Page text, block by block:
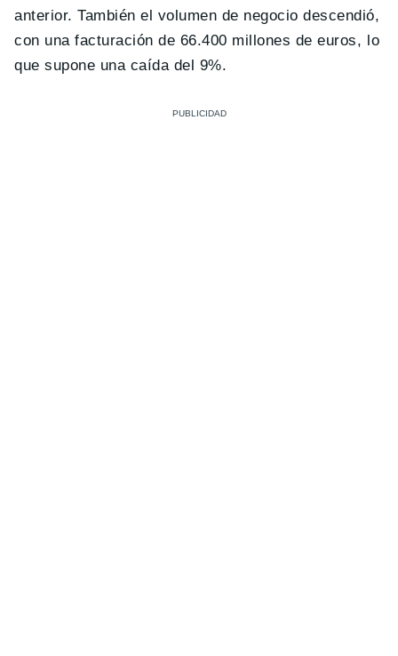
anterior. También el volumen de negocio descendió,
con una facturación de 66.400 millones de euros, lo
que supone una caída del 9%.